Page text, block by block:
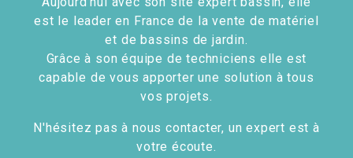
est le leader en France de la vente de matériel
et de bassins de jardin.
Grâce à son équipe de techniciens elle est
capable de vous apporter une solution à tous
vos projets.
N'hésitez pas à nous contacter, un expert est à
votre écoute.